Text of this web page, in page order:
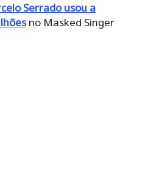
Serrado usou a
no Masked Singer